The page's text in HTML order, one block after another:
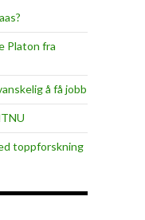
Platon fra
å få jobb
toppforskning